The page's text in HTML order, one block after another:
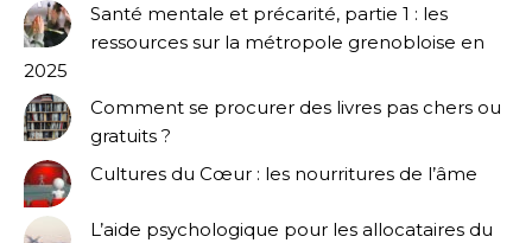
Santé mentale et précarité, partie 1 : les
ressources sur la métropole grenobloise en
2025
Comment se procurer des livres pas chers ou
gratuits ?
Cultures du Cœur : les nourritures de l’âme
L’aide psychologique pour les allocataires du